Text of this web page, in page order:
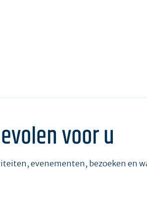
voor u
evenementen, bezoeken en